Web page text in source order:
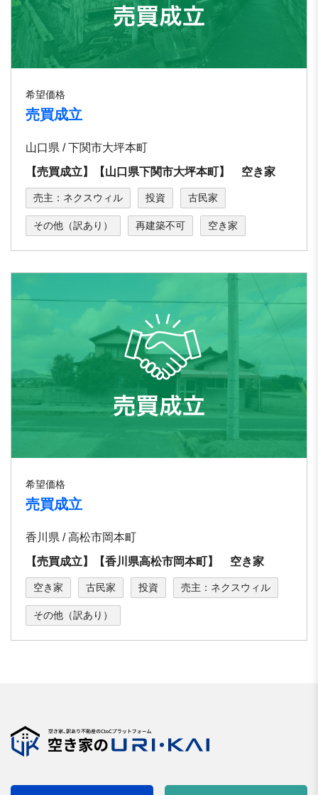
希望価格
売買成立
山口県 / 下関市大坪本町
【売買成立】【山口県下関市大坪本町】 空き家
売主：ネクスウィル 投資 古民家
その他（訳あり） 再建築不可 空き家
希望価格
売買成立
香川県 / 高松市岡本町
【売買成立】【香川県高松市岡本町】 空き家
空き家 古民家 投資 売主：ネクスウィル
その他（訳あり）